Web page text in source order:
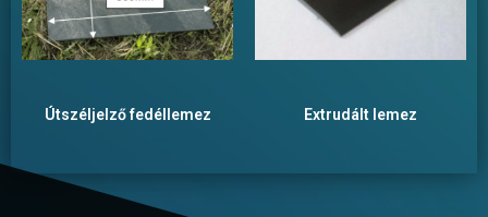
Útszéljelző fedéllemez Extrudált lemez